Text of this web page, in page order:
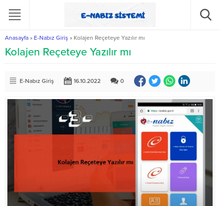
Anasayfa » E-Nabız Giriş » Kolajen Reçeteye Yazılır mı
Kolajen Reçeteye Yazılır mı
E-Nabız Giriş 16.10.2022 0